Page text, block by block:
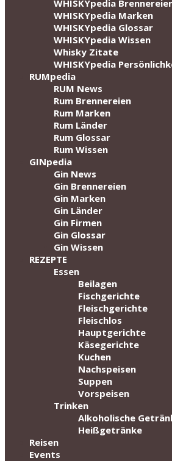
WHISKYpedia
WHISKYpedia Marken
WHISKYpedia Glossar
WHISKYpedia Wissen
Whisky Zitate
WHISKYpedia
RUMpedia
RUM News
Rum Brennereien
Rum Marken
Rum Länder
Rum Glossar
Rum Wissen
GINpedia
Gin News
Gin Brennereien
Gin Marken
Gin Länder
Gin Firmen
Gin Glossar
Gin Wissen
REZEPTE
Essen
Beilagen
Fischgerichte
Fleischgerichte
Fleischlos
Hauptgerichte
Käsegerichte
Kuchen
Nachspeisen
Suppen
Vorspeisen
Trinken
Alkoholische
Heißgetränke
Reisen
Events